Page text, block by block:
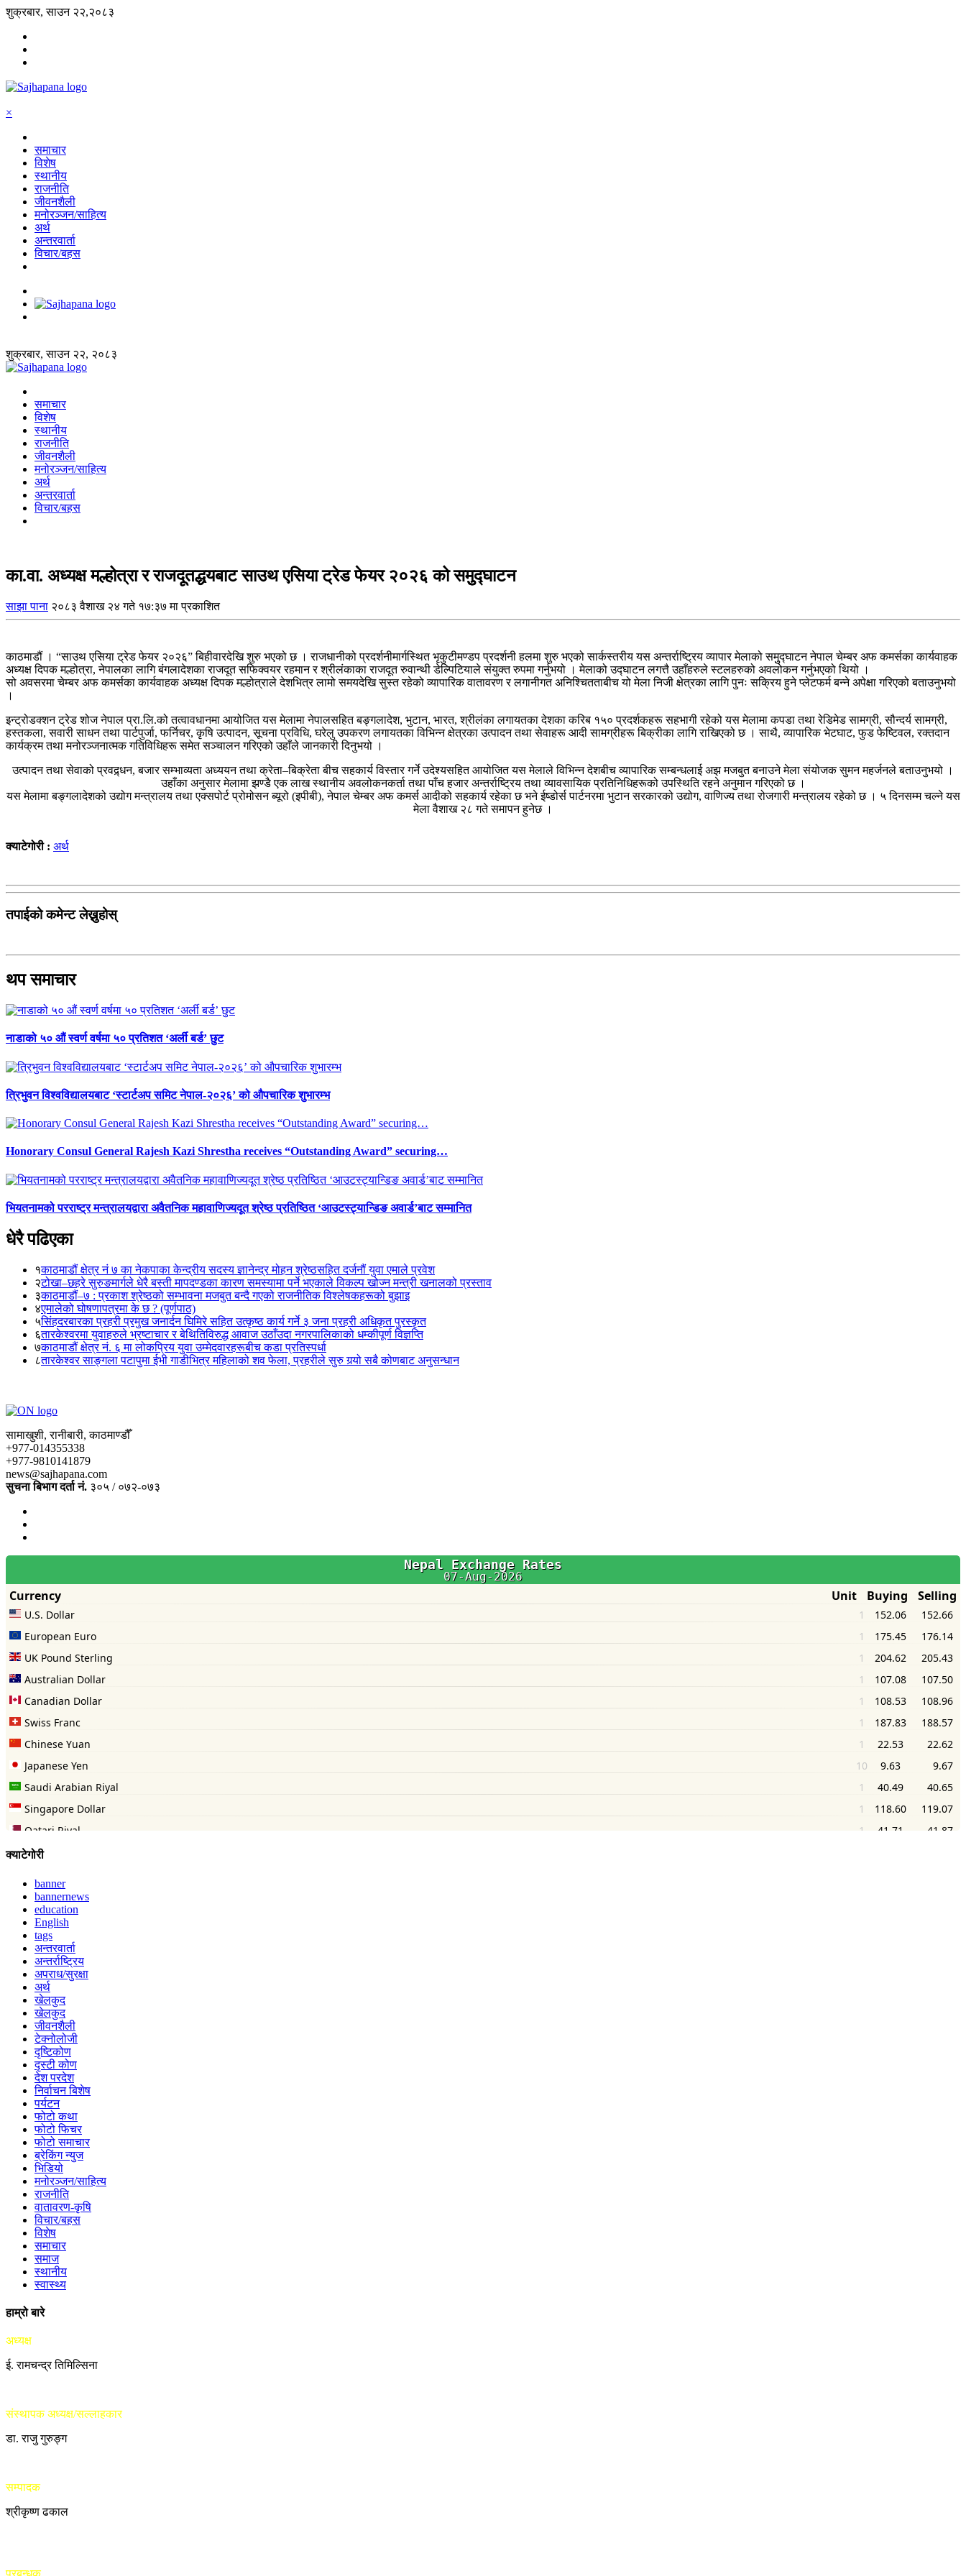
शुक्रबार, साउन २२,२०८३
×
समाचार
विशेष
स्थानीय
राजनीति
जीवनशैली
मनोरञ्जन/साहित्य
अर्थ
अन्तरवार्ता
विचार/बहस
शुक्रबार, साउन २२, २०८३
समाचार
विशेष
स्थानीय
राजनीति
जीवनशैली
मनोरञ्जन/साहित्य
अर्थ
अन्तरवार्ता
विचार/बहस
का.वा. अध्यक्ष मल्होत्रा र राजदूतद्धयबाट साउथ एसिया ट्रेड फेयर २०२६ को समुुद्घाटन
साझा पाना २०८३ वैशाख २४ गते १७:३७ मा प्रकाशित
काठमाडौं । “साउथ एसिया ट्रेड फेयर २०२६” बिहीवारदेखि शुरु भएको छ । राजधानीको प्रदर्शनीमार्गस्थित भृकुटीमण्डप प्रदर्शनी हलमा शुरु भएको सार्कस्तरीय यस अन्तर्राष्ट्रिय व्यापार मेलाको समुुद्घाटन नेपाल चेम्बर अफ कमर्सका कार्यवाहक
अध्यक्ष दिपक मल्होत्रा, नेपालका लागि बंगलादेशका राजदूत सफिक्वयर रहमान र श्रीलंकाका राजदूत रुवान्थी डेल्पिटियाले संयुक्त रुपमा गर्नुभयो । मेलाको उद्घाटन लगत्तै उहाँहरुले स्टलहरुको अवलोकन गर्नुभएको थियो ।
सो अवसरमा चेम्बर अफ कमर्सका कार्यवाहक अध्यक्ष दिपक मल्होत्राले देशभित्र लामो समयदेखि सुस्त रहेको व्यापारिक वातावरण र लगानीगत अनिश्चितताबीच यो मेला निजी क्षेत्रका लागि पुनः सक्रिय हुने प्लेटफर्म बन्ने अपेक्षा गरिएको बताउनुभयो
।
इन्ट्रोडक्शन ट्रेड शोज नेपाल प्रा.लि.को तत्वावधानमा आयोजित यस मेलामा नेपालसहित बङ्गलादेश, भुटान, भारत, श्रीलंका लगायतका देशका करिब १५० प्रदर्शकहरू सहभागी रहेको यस मेलामा कपडा तथा रेडिमेड सामग्री, सौन्दर्य सामग्री,
हस्तकला, सवारी साधन तथा पार्टपुर्जा, फर्निचर, कृषि उत्पादन, सूचना प्रविधि, घरेलु उपकरण लगायतका विभिन्न क्षेत्रका उत्पादन तथा सेवाहरू आदी सामग्रीहरू बिक्रीका लागि राखिएको छ । साथै, व्यापारिक भेटघाट, फुड फेष्टिवल, रक्तदान
कार्यक्रम तथा मनोरञ्जनात्मक गतिविधिहरू समेत सञ्चालन गरिएको उहाँले जानकारी दिनुभयो ।
उत्पादन तथा सेवाको प्रवद्र्धन, बजार सम्भाव्यता अध्ययन तथा क्रेता–बिक्रेता बीच सहकार्य विस्तार गर्ने उदेश्यसहित आयोजित यस मेलाले विभिन्न देशबीच व्यापारिक सम्बन्धलाई अझ मजबुत बनाउने मेला संयोजक सुमन महर्जनले बताउनुभयो ।
उहाँका अनुसार मेलामा झण्डै एक लाख स्थानीय अवलोकनकर्ता तथा पाँच हजार अन्तर्राष्ट्रिय तथा व्यावसायिक प्रतिनिधिहरूको उपस्थिति रहने अनुमान गरिएको छ ।
यस मेलामा बङ्गलादेशको उद्योग मन्त्रालय तथा एक्सपोर्ट प्रोमोसन ब्यूरो (इपीबी), नेपाल चेम्बर अफ कमर्स आदीको सहकार्य रहेका छ भने ईष्डोर्स पार्टनरमा भुटान सरकारको उद्योग, वाणिज्य तथा रोजगारी मन्त्रालय रहेको छ । ५ दिनसम्म चल्ने यस
मेला वैशाख २८ गते समापन हुनेछ ।
क्याटेगोरी : अर्थ
तपाईको कमेन्ट लेख्नुहोस्
थप समाचार
नाडाको ५० औं स्वर्ण वर्षमा ५० प्रतिशत ‘अर्ली बर्ड’ छुट
त्रिभुवन विश्वविद्यालयबाट ‘स्टार्टअप समिट नेपाल-२०२६’ को औपचारिक शुभारम्भ
Honorary Consul General Rajesh Kazi Shrestha receives “Outstanding Award” securing…
भियतनामको परराष्ट्र मन्त्रालयद्वारा अवैतनिक महावाणिज्यदूत श्रेष्ठ प्रतिष्ठित ‘आउटस्ट्यान्डिङ अवार्ड’बाट सम्मानित
धेरै पढिएका
१काठमाडौं क्षेत्र नं ७ का नेकपाका केन्द्रीय सदस्य ज्ञानेन्द्र मोहन श्रेष्ठसहित दर्जनौं युवा एमाले प्रवेश
२टोखा–छहरे सुरुङमार्गले धेरै बस्ती मापदण्डका कारण समस्यामा पर्ने भएकाले विकल्प खोज्न मन्त्री खनालको प्रस्ताव
३काठमाडौं–७ : प्रकाश श्रेष्ठको सम्भावना मजबुत बन्दै गएको राजनीतिक विश्लेषकहरूको बुझाइ
४एमालेको घोषणापत्रमा के छ ? (पूर्णपाठ)
५सिंहदरबारका प्रहरी प्रमुख जनार्दन घिमिरे सहित उत्कृष्ठ कार्य गर्ने ३ जना प्रहरी अधिकृत पुरस्कृत
६तारकेश्वरमा युवाहरुले भ्रष्टाचार र बेथितिविरुद्ध आवाज उठाँउदा नगरपालिकाको धम्कीपूर्ण विज्ञप्ति
७काठमाडौं क्षेत्र नं. ६ मा लोकप्रिय युवा उम्मेदवारहरूबीच कडा प्रतिस्पर्धा
८तारकेश्वर साङ्गला पटापुमा ईभी गाडीभित्र महिलाको शव फेला, प्रहरीले सुरु गर्‍यो सबै कोणबाट अनुसन्धान
सामाखुशी, रानीबारी, काठमाण्डौँ
+977-014355338
+977-9810141879
news@sajhapana.com
सुचना बिभाग दर्ता नं. ३०५ / ०७२-०७३
क्याटेगोरी
banner
bannernews
education
English
tags
अन्तरवार्ता
अन्तर्राष्ट्रिय
अपराध/सुरक्षा
अर्थ
खेलकुद
खेलकुद
जीवनशैली
टेक्नोलोजी
दृष्टिकोण
दृस्टी कोण
देश परदेश
निर्वाचन बिशेष
पर्यटन
फोटो कथा
फोटो फिचर
फोटो समाचार
ब्रेकिंग न्युज
भिडियो
मनोरञ्जन/साहित्य
राजनीति
वातावरण-कृषि
विचार/बहस
विशेष
समाचार
समाज
स्थानीय
स्वास्थ्य
हाम्रो बारे
अध्यक्ष
ई. रामचन्द्र तिमिल्सिना
संस्थापक अध्यक्ष/सल्लाहकार
डा. राजु गुरुङ्ग
सम्पादक
श्रीकृष्ण ढकाल